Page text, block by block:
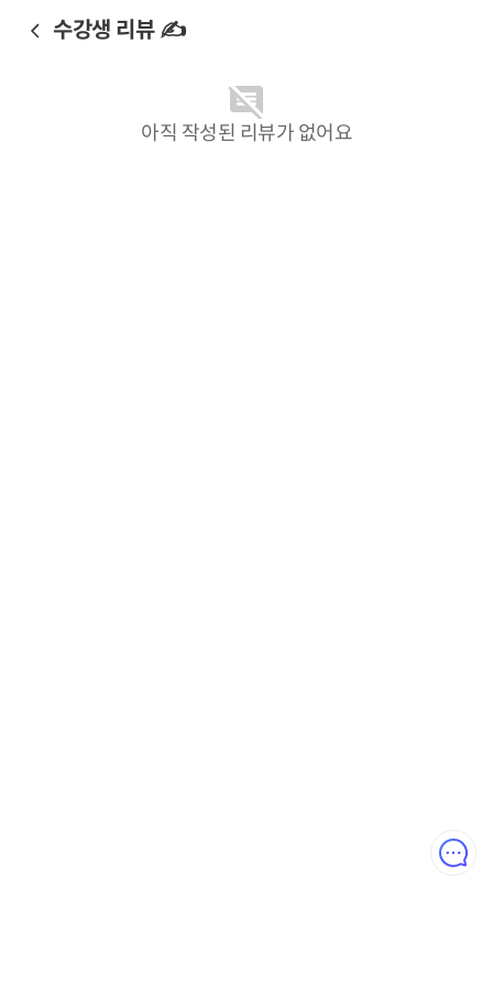
수강생 리뷰 ✍️
아직 작성된 리뷰가 없어요